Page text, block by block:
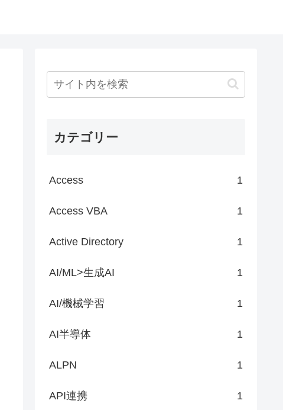
カテゴリー
Access 1
Access VBA 1
Active Directory 1
AI/ML>生成AI 1
AI/機械学習 1
AI半導体 1
ALPN 1
API連携 1